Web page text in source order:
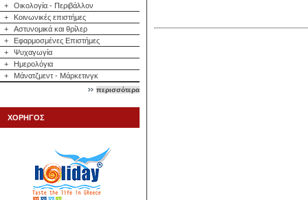
+
Οικολογία - Περιβάλλον
+
Κοινωνικές επιστήμες
+
Αστυνομικά και θρίλερ
+
Εφαρμοσμένες Επιστήμες
+
Ψυχαγωγία
+
Ημερολόγια
+
Μάνατζμεντ - Μάρκετινγκ
περισσότερα
ΧΟΡΗΓΟΣ